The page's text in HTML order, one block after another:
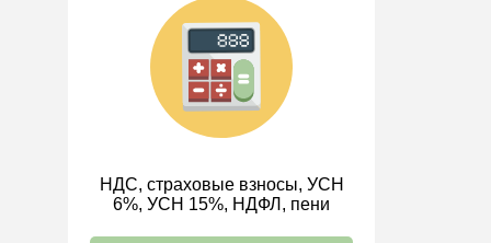
должностные инструкции
Трудовые книжки
Кадровые документы и
образцы
Персональные данные
ИП
НДС, страховые взносы, УСН
6%, УСН 15%, НДФЛ, пени